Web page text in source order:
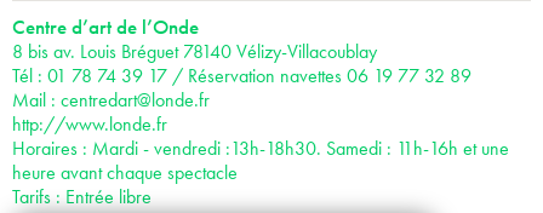
Centre d’art de l’Onde
8 bis av. Louis Bréguet 78140 Vélizy-Villacoublay
Tél : 01 78 74 39 17 / Réservation navettes 06 19 77 32 89
Mail : centredart@londe.fr
http://www.londe.fr
Horaires : Mardi - vendredi :13h-18h30. Samedi : 11h-16h et une
heure avant chaque spectacle
Tarifs : Entrée libre